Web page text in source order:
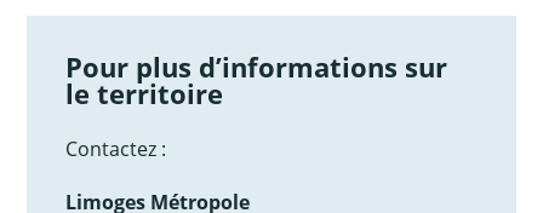
Pour plus d’informations sur
le territoire
Contactez :
Limoges Métropole